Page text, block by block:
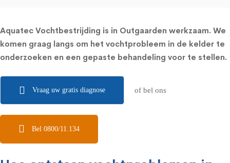
Aquatec Vochtbestrijding is in Outgaarden werkzaam. We
komen graag langs om het vochtprobleem in de kelder te
onderzoeken en een gepaste behandeling voor te stellen.
Vraag uw gratis diagnose of bel ons
Bel 0800/11.134